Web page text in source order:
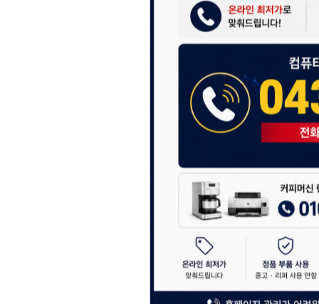
항상 더 나은 서비스
감사합니다.
(주)디앤아이